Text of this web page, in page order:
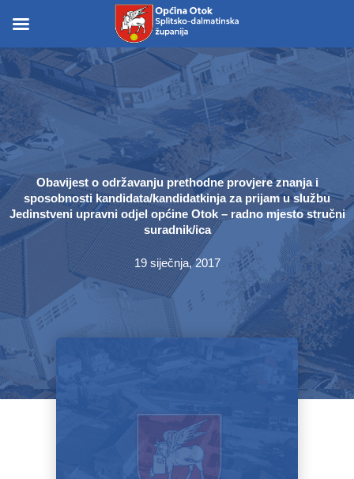
content
content
Obavijest o održavanju prethodne provjere znanja i
sposobnosti kandidata/kandidatkinja za prijam u službu
Jedinstveni upravni odjel općine Otok – radno mjesto stručni
suradnik/ica
19 siječnja, 2017